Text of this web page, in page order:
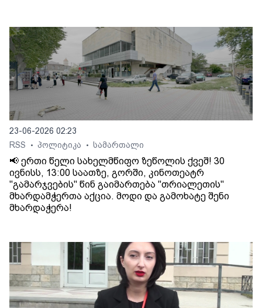
23-06-2026 02:23
RSS
• პოლიტიკა • სამართალი
📢 ერთი წელი სახელმწიფო ზეწოლის ქვეშ! 30
ივნისს, 13:00 საათზე, გორში, კინოთეატრ
"გამარჯვების" წინ გაიმართება "თრიალეთის"
მხარდამჭერთა აქცია. მოდი და გამოხატე შენი
მხარდაჭერა!